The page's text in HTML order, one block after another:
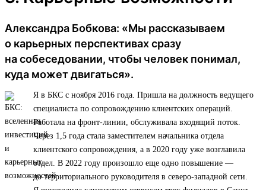
Александра Бобкова: «Мы рассказываем
о карьерных перспективах сразу
на собеседовании, чтобы человек понимал,
куда может двигаться».
Я в БКС с ноября 2016 года. Пришла на должность ведущего
специалиста по сопровождению клиентских операций.
Работала на фронт-линии, обслуживала входящий поток.
Через 1,5 года стала заместителем начальника отдела
клиентского сопровождения, а в 2020 году уже возглавила
отдел. В 2022 году произошло еще одно повышение —
до территориального руководителя в северо-западной сети.